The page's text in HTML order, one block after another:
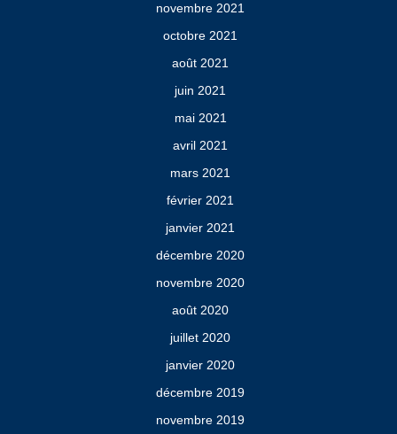
novembre 2021
octobre 2021
août 2021
juin 2021
mai 2021
avril 2021
mars 2021
février 2021
janvier 2021
décembre 2020
novembre 2020
août 2020
juillet 2020
janvier 2020
décembre 2019
novembre 2019